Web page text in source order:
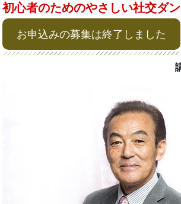
初心者のためのやさしい社交ダ
お申込みの募集は終了しました